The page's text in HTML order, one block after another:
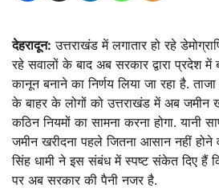
देहरादून: उत्तराखंड में लगातार हो रहे
रहे सवालों के बाद अब सरकार द्वारा प्रदेश
कानून बनाने का निर्णय लिया जा रहा है.
के बाहर के लोगों को उत्तराखंड में अब जमीन
कठिन नियमों का सामना करना होगा. यानी
जमीन खरीदना पहले जितना आसान नहीं होने
सिंह धामी ने इस संबंध में स्पष्ट संकेत दिए हैं
पर अब सरकार की पैनी नजर है.